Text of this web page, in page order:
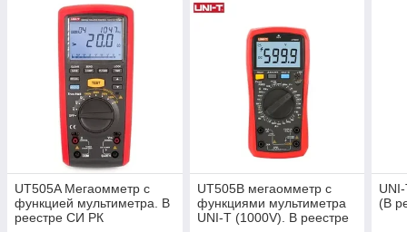
UT505A Мегаомметр с
функцией мультиметра. В
реестре СИ РК
UT505B мегаомметр с
функциями мультиметра
UNI-T (1000V). В реестре
(В